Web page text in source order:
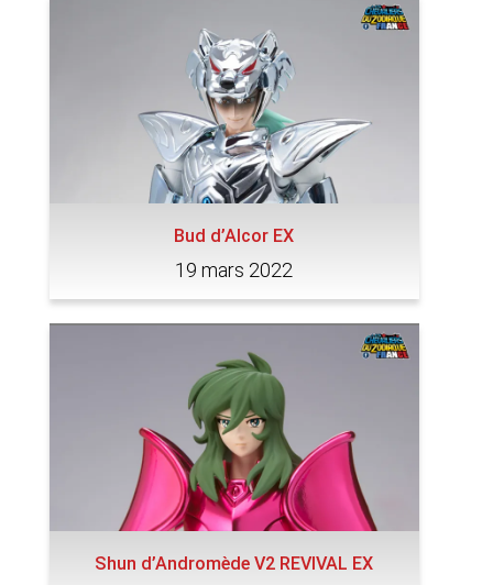
Bud d’Alcor EX
19 mars 2022
Shun d’Andromède V2 REVIVAL EX